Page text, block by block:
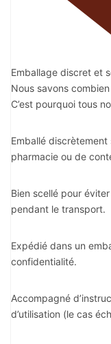
Emballage discret et
Nous savons
C’est pourquoi tous
Emballé
pharmacie ou de
Bien scellé pour
pendant le transport.
Expédié dans un
confidentialité.
Accompagné
d’utilisation (le cas